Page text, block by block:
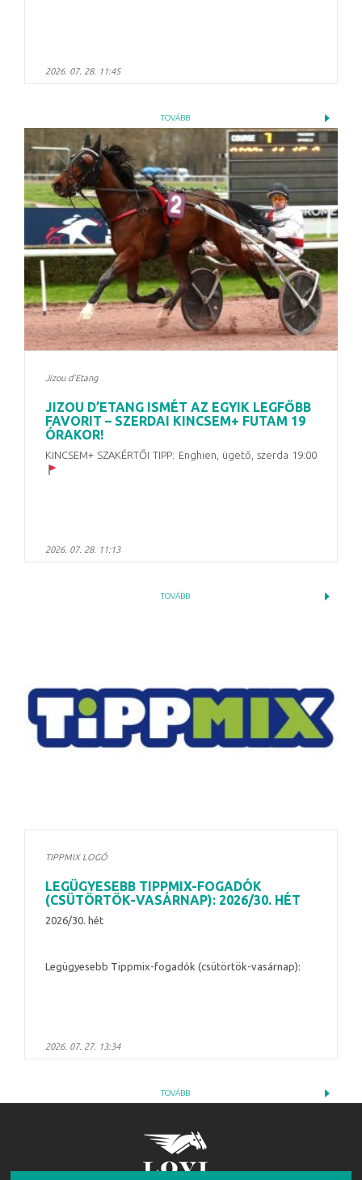
2026. 07. 28. 11:45
TOVÁBB
Jizou d'Etang
JIZOU D’ETANG ISMÉT AZ EGYIK LEGFŐBB
FAVORIT – SZERDAI KINCSEM+ FUTAM 19
ÓRAKOR!
KINCSEM+ SZAKÉRTŐI TIPP: Enghien, ügető, szerda 19:00
2026. 07. 28. 11:13
TOVÁBB
TIPPMIX LOGÓ
LEGÜGYESEBB TIPPMIX-FOGADÓK
(CSÜTÖRTÖK-VASÁRNAP): 2026/30. HÉT
2026/30. hét
Legügyesebb Tippmix-fogadók (csütörtök-vasárnap):
2026. 07. 27. 13:34
TOVÁBB